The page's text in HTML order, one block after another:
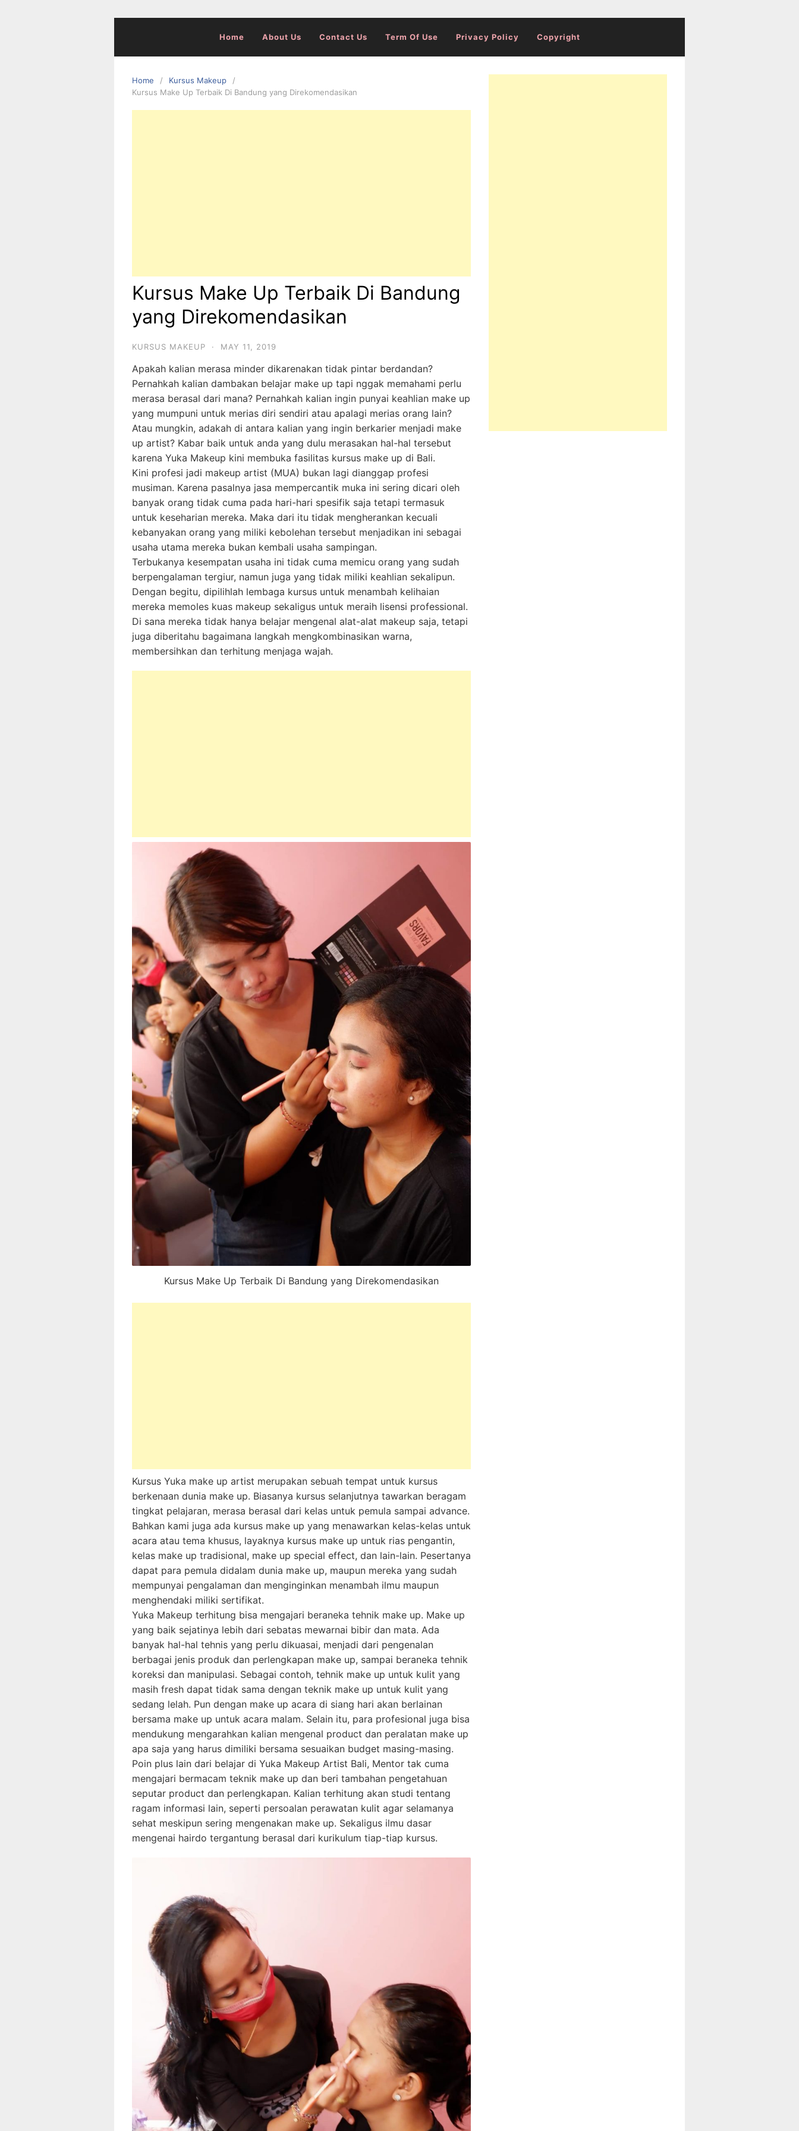
Home About Us Contact Us Term Of Use Privacy Policy Copyright
Home
Kursus Makeup
Kursus Make Up Terbaik Di Bandung yang Direkomendasikan
Kursus Make Up Terbaik Di Bandung
yang Direkomendasikan
KURSUS MAKEUP · MAY 11, 2019
Apakah kalian merasa minder dikarenakan tidak pintar berdandan?
Pernahkah kalian dambakan belajar make up tapi nggak memahami perlu
merasa berasal dari mana? Pernahkah kalian ingin punyai keahlian make up
yang mumpuni untuk merias diri sendiri atau apalagi merias orang lain?
Atau mungkin, adakah di antara kalian yang ingin berkarier menjadi make
up artist? Kabar baik untuk anda yang dulu merasakan hal-hal tersebut
karena Yuka Makeup kini membuka fasilitas kursus make up di Bali.
Kini profesi jadi makeup artist (MUA) bukan lagi dianggap profesi
musiman. Karena pasalnya jasa mempercantik muka ini sering dicari oleh
banyak orang tidak cuma pada hari-hari spesifik saja tetapi termasuk
untuk keseharian mereka. Maka dari itu tidak mengherankan kecuali
kebanyakan orang yang miliki kebolehan tersebut menjadikan ini sebagai
usaha utama mereka bukan kembali usaha sampingan.
Terbukanya kesempatan usaha ini tidak cuma memicu orang yang sudah
berpengalaman tergiur, namun juga yang tidak miliki keahlian sekalipun.
Dengan begitu, dipilihlah lembaga kursus untuk menambah kelihaian
mereka memoles kuas makeup sekaligus untuk meraih lisensi professional.
Di sana mereka tidak hanya belajar mengenal alat-alat makeup saja, tetapi
juga diberitahu bagaimana langkah mengkombinasikan warna,
membersihkan dan terhitung menjaga wajah.
Kursus Make Up Terbaik Di Bandung yang Direkomendasikan
Kursus Yuka make up artist merupakan sebuah tempat untuk kursus
berkenaan dunia make up. Biasanya kursus selanjutnya tawarkan beragam
tingkat pelajaran, merasa berasal dari kelas untuk pemula sampai advance.
Bahkan kami juga ada kursus make up yang menawarkan kelas-kelas untuk
acara atau tema khusus, layaknya kursus make up untuk rias pengantin,
kelas make up tradisional, make up special effect, dan lain-lain. Pesertanya
dapat para pemula didalam dunia make up, maupun mereka yang sudah
mempunyai pengalaman dan menginginkan menambah ilmu maupun
menghendaki miliki sertifikat.
Yuka Makeup terhitung bisa mengajari beraneka tehnik make up. Make up
yang baik sejatinya lebih dari sebatas mewarnai bibir dan mata. Ada
banyak hal-hal tehnis yang perlu dikuasai, menjadi dari pengenalan
berbagai jenis produk dan perlengkapan make up, sampai beraneka tehnik
koreksi dan manipulasi. Sebagai contoh, tehnik make up untuk kulit yang
masih fresh dapat tidak sama dengan teknik make up untuk kulit yang
sedang lelah. Pun dengan make up acara di siang hari akan berlainan
bersama make up untuk acara malam. Selain itu, para profesional juga bisa
mendukung mengarahkan kalian mengenal product dan peralatan make up
apa saja yang harus dimiliki bersama sesuaikan budget masing-masing.
Poin plus lain dari belajar di Yuka Makeup Artist Bali, Mentor tak cuma
mengajari bermacam teknik make up dan beri tambahan pengetahuan
seputar product dan perlengkapan. Kalian terhitung akan studi tentang
ragam informasi lain, seperti persoalan perawatan kulit agar selamanya
sehat meskipun sering mengenakan make up. Sekaligus ilmu dasar
mengenai hairdo tergantung berasal dari kurikulum tiap-tiap kursus.